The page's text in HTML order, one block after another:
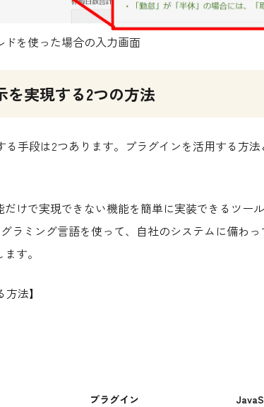
を使った場合の入力画面
を実現する2つの方法
る手段は2つあります。プラグインを活用する方
だけで実現できない機能を簡単に実装できるツー
ラミング言語を使って、自社のシステムに備わ
す。
法】
プラグイン